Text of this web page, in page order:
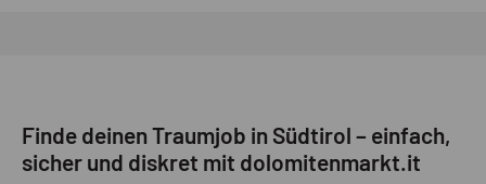
Finde deinen Traumjob in Südtirol – einfach,
sicher und diskret mit dolomitenmarkt.it